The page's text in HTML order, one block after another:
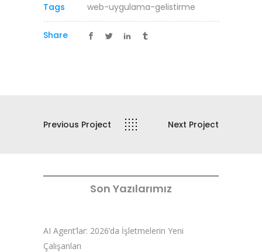
Tags
web-uygulama-gelistirme
Share
Previous Project Next Project
Son Yazılarımız
AI Agent’lar: 2026’da İşletmelerin Yeni
Çalışanları